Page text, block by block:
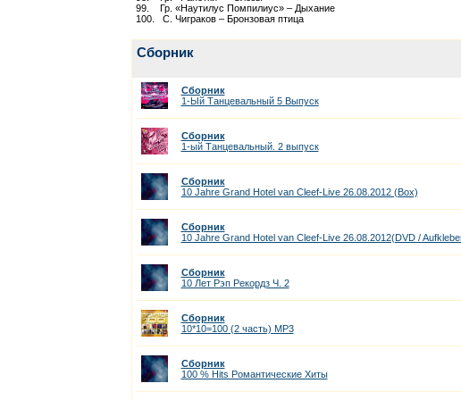
99. Гр. «Наутилус Помпилиус» – Дыхание
100. С. Чиграков – Бронзовая птица
Сборник
Сборник
1-Ый Танцевальный 5 Выпуск
Сборник
1-ый Танцевальный. 2 выпуск
Сборник
10 Jahre Grand Hotel van Cleef-Live 26.08.2012 (Box)
Сборник
10 Jahre Grand Hotel van Cleef-Live 26.08.2012(DVD /
Сборник
10 Лет Рэп Рекордз Ч. 2
Сборник
10*10=100 (2 часть) МР3
Сборник
100 % Hits Романтические Хиты